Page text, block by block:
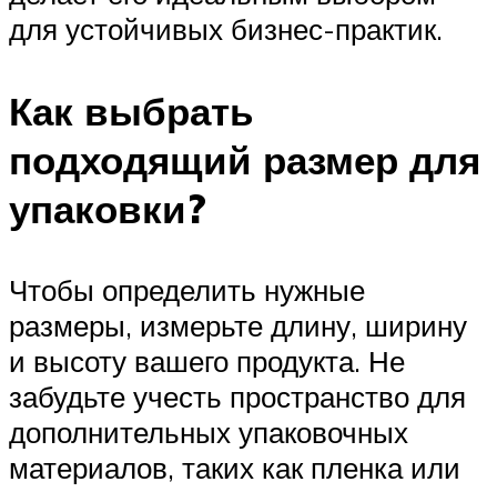
для устойчивых бизнес-практик.
Как выбрать
подходящий размер для
упаковки?
Чтобы определить нужные
размеры, измерьте длину, ширину
и высоту вашего продукта. Не
забудьте учесть пространство для
дополнительных упаковочных
материалов, таких как пленка или